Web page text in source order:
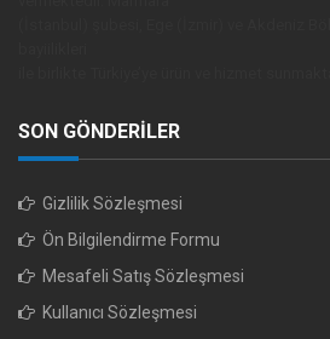
SON GÖNDERİLER
Gizlilik Sözleşmesi
Ön Bilgilendirme Formu
Mesafeli Satış Sözleşmesi
Kullanıcı Sözleşmesi